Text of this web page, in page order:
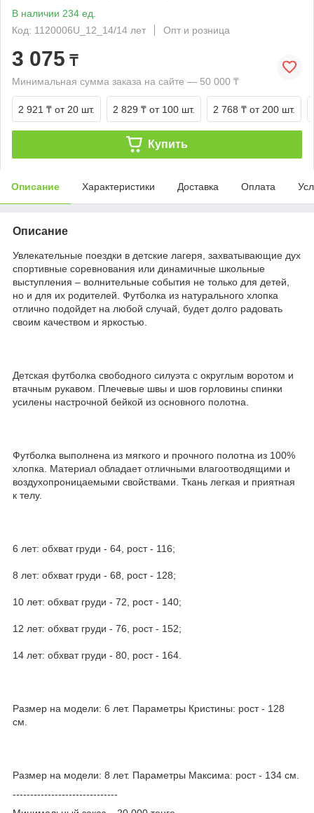
В наличии 234 ед.
Код: 1120006U_12_14/14 лет
Опт и розница
3 075 ₸
Минимальная сумма заказа на сайте — 50 000 ₸
2 921 ₸ от 20 шт. 2 829 ₸ от 100 шт. 2 768 ₸ от 200 шт.
Купить
Описание Характеристики Доставка Оплата
Описание
Увлекательные поездки в детские лагеря, захватывающие дух
спортивные соревнования или динамичные школьные
выступления – волнительные события не только для детей,
но и для их родителей. Футболка из натурального хлопка
отлично подойдет на любой случай, будет долго радовать
своим качеством и яркостью.
Детская футболка свободного силуэта с округлым воротом и
втачным рукавом. Плечевые швы и шов горловины спинки
усилены настрочной бейкой из основного полотна.
Футболка выполнена из мягкого и прочного полотна из 100%
хлопка. Материал обладает отличными влагоотводящими и
воздухопроницаемыми свойствами. Ткань легкая и приятная
к телу.
6 лет: обхват груди - 64, рост - 116;
8 лет: обхват груди - 68, рост - 128;
10 лет: обхват груди - 72, рост - 140;
12 лет: обхват груди - 76, рост - 152;
14 лет: обхват груди - 80, рост - 164.
Размер на модели: 6 лет. Параметры Кристины: рост - 128
см.
Размер на модели: 8 лет. Параметры Максима: рост - 134 см.
------------------------------